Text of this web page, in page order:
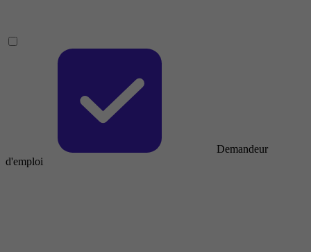
Demandeur
d'emploi